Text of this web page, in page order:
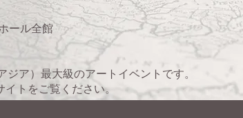
ール全館
ア）最大級のアートイベントです。
トをご覧ください。